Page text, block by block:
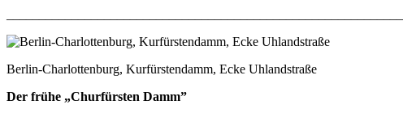
Berlin-Charlottenburg, Kurfürstendamm, Ecke Uhlandstraße
Der frühe „Churfürsten Damm”